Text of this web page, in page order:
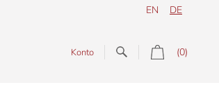
DE
EN
(0)
Konto